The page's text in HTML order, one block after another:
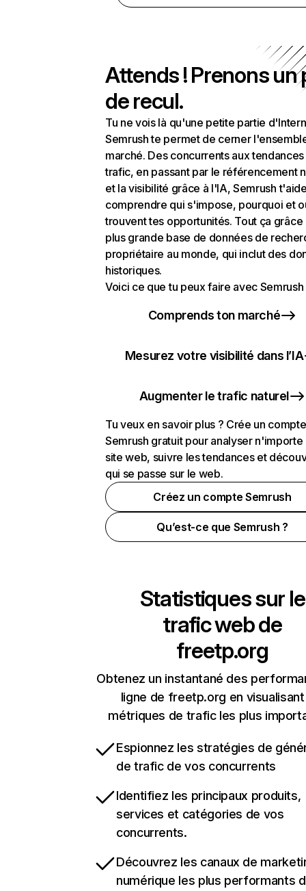
Attends ! Prenons un
de recul.
Tu ne vois là qu'une petite partie
Semrush te permet de cerner
marché. Des concurrents aux
trafic, en passant par le référencement
et la visibilité grâce à l'IA, Semrush
comprendre qui s'impose, pourquoi et
trouvent tes opportunités. Tout ça grâce
plus grande base de données de
propriétaire au monde, qui inclut des
historiques.
Voici ce que tu peux faire avec Semrush
Comprends ton marché
Mesurez votre visibilité dans l’IA
Augmenter le trafic naturel
Tu veux en savoir plus ? Crée un compte
Semrush gratuit pour analyser n'importe
site web, suivre les tendances et
qui se passe sur le web.
Créez un compte Semrush
Qu’est-ce que Semrush ?
Statistiques sur le
trafic web de
freetp.org
Obtenez un instantané des
ligne de freetp.org en
métriques de trafic les plus
Espionnez les stratégies de
de trafic de vos concurrents
Identifiez les principaux produits,
services et catégories de vos
concurrents.
Découvrez les canaux de
numérique les plus performants